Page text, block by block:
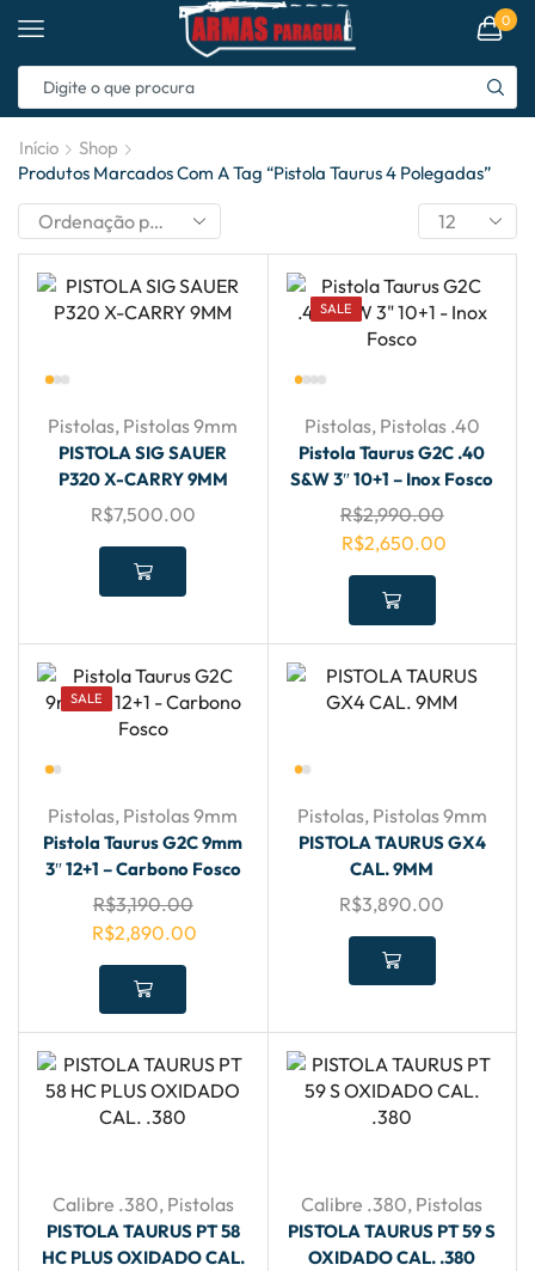
0
Início
Shop
Produtos Marcados Com A Tag “pistola Taurus 4 Polegadas”
Pistolas, Pistolas 9mm
PISTOLA SIG SAUER
P320 X-CARRY 9MM
R$7,500.00
SALE
Pistolas, Pistolas .40
Pistola Taurus G2C .40
S&W 3″ 10+1 – Inox Fosco
R$2,990.00
R$2,650.00
SALE
Pistolas, Pistolas 9mm
Pistola Taurus G2C 9mm
3″ 12+1 – Carbono Fosco
R$3,190.00
R$2,890.00
Pistolas, Pistolas 9mm
PISTOLA TAURUS GX4
CAL. 9MM
R$3,890.00
Calibre .380, Pistolas
PISTOLA TAURUS PT 58
HC PLUS OXIDADO CAL.
Calibre .380, Pistolas
PISTOLA TAURUS PT 59 S
OXIDADO CAL. .380